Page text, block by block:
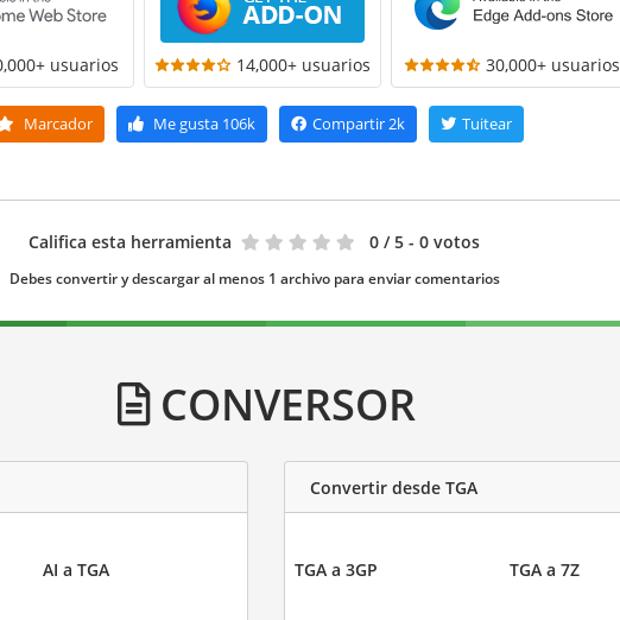
usuarios 14,000+ usuarios 30,000+ usuarios
Marcador Me gusta 106k Compartir2k Tuitear
Califica esta herramienta 0 / 5 - 0 votos
Debes convertir y descargar al menos 1 archivo para enviar comentarios
CONVERSOR
AI a TGA
Convertir desde TGA
TGA a 3GP TGA a 7Z